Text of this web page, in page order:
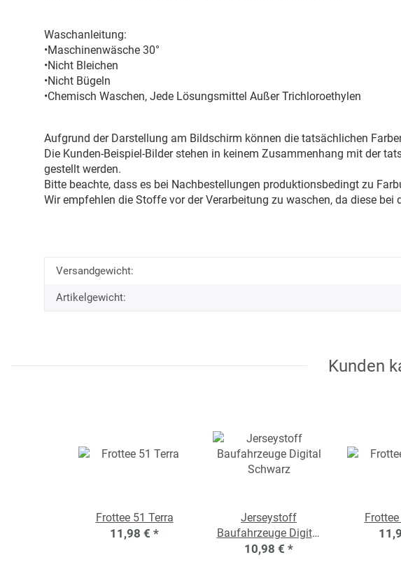
Waschanleitung:
•Maschinenwäsche 30°
•Nicht Bleichen
•Nicht Bügeln
•Chemisch Waschen, Jede Lösungsmittel Außer Trichloroethylen
Aufgrund der Darstellung am Bildschirm können die tatsächlichen
Die Kunden-Beispiel-Bilder stehen in keinem Zusammenhang mit der
gestellt werden.
Bitte beachte, dass es bei Nachbestellungen produktionsbedingt zu
Wir empfehlen die Stoffe vor der Verarbeitung zu waschen, da diese bei
Versandgewicht:
Artikelgewicht:
Kunden
Frottee 51 Terra
11,98 € *
Jerseystoff
Baufahrzeuge Digital
Schwarz
10,98 € *